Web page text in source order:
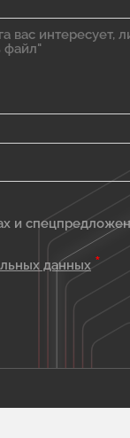
и
данных *